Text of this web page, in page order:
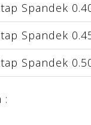
Spandek
Spandek
Spandek
: